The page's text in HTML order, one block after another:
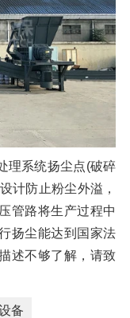
理系统扬尘点(破碎
计防止粉尘外溢，
管路将生产过程中
扬尘能达到国家法
述不够了解，请致
备